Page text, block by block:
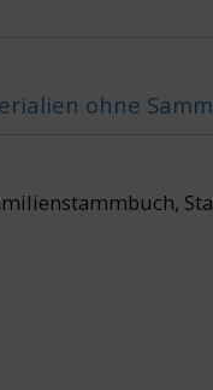
ohne
,